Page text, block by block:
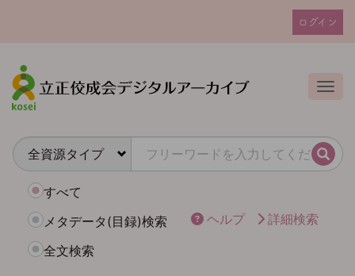
ン
テ
ン
ユ
カ
ウ
ト
ログイン
検索
すべて
メタデータ(目録)検索
全文検索
ヘルプ 詳細検索